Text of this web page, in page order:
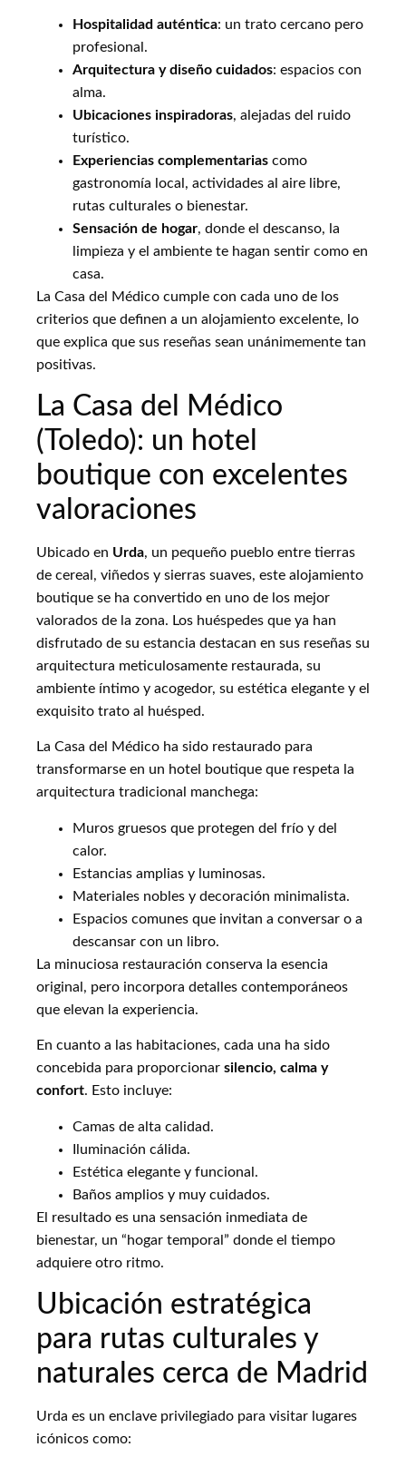
Hospitalidad auténtica: un trato cercano pero
profesional.
Arquitectura y diseño cuidados: espacios con
alma.
Ubicaciones inspiradoras, alejadas del ruido
turístico.
Experiencias complementarias como
gastronomía local, actividades al aire libre,
rutas culturales o bienestar.
Sensación de hogar, donde el descanso, la
limpieza y el ambiente te hagan sentir como en
casa.
La Casa del Médico cumple con cada uno de los
criterios que definen a un alojamiento excelente, lo
que explica que sus reseñas sean unánimemente tan
positivas.
La Casa del Médico
(Toledo): un hotel
boutique con excelentes
valoraciones
Ubicado en Urda, un pequeño pueblo entre tierras
de cereal, viñedos y sierras suaves, este alojamiento
boutique se ha convertido en uno de los mejor
valorados de la zona. Los huéspedes que ya han
disfrutado de su estancia destacan en sus reseñas su
arquitectura meticulosamente restaurada, su
ambiente íntimo y acogedor, su estética elegante y el
exquisito trato al huésped.
La Casa del Médico ha sido restaurado para
transformarse en un hotel boutique que respeta la
arquitectura tradicional manchega:
Muros gruesos que protegen del frío y del
calor.
Estancias amplias y luminosas.
Materiales nobles y decoración minimalista.
Espacios comunes que invitan a conversar o a
descansar con un libro.
La minuciosa restauración conserva la esencia
original, pero incorpora detalles contemporáneos
que elevan la experiencia.
En cuanto a las habitaciones, cada una ha sido
concebida para proporcionar silencio, calma y
confort. Esto incluye:
Camas de alta calidad.
Iluminación cálida.
Estética elegante y funcional.
Baños amplios y muy cuidados.
El resultado es una sensación inmediata de
bienestar, un “hogar temporal” donde el tiempo
adquiere otro ritmo.
Ubicación estratégica
para rutas culturales y
naturales cerca de Madrid
Urda es un enclave privilegiado para visitar lugares
icónicos como: